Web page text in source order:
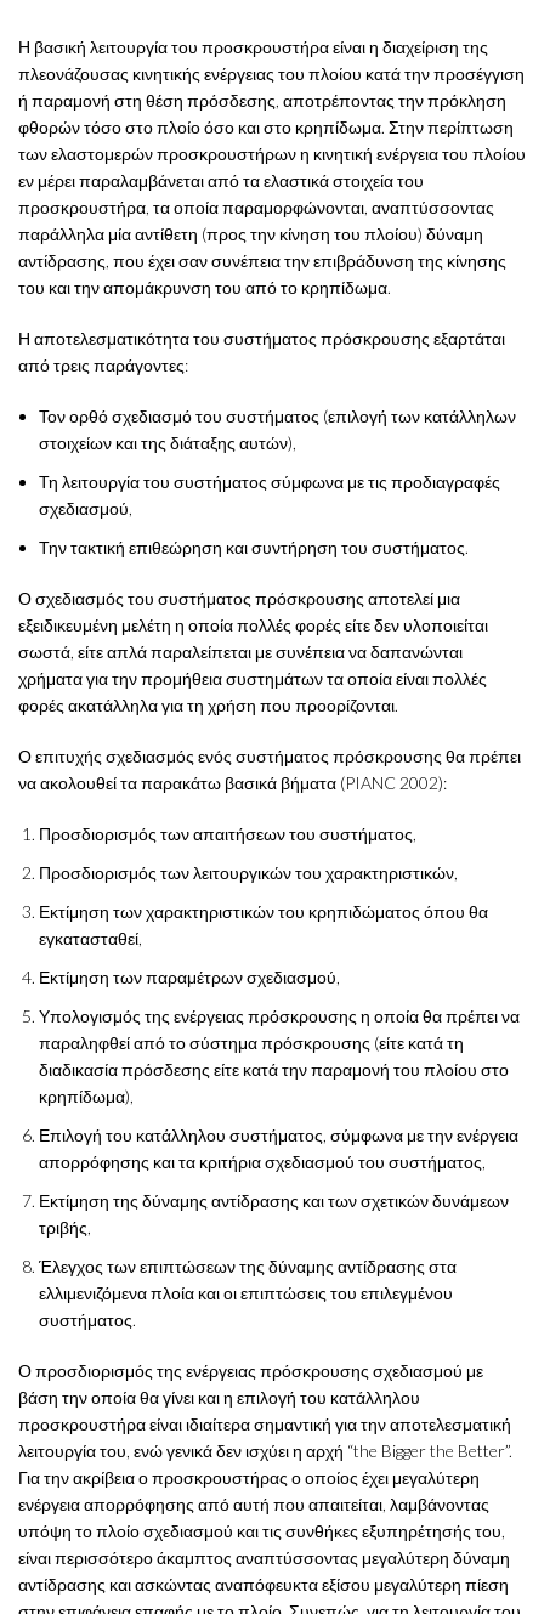
Η βασική λειτουργία του προσκρουστήρα είναι η διαχείριση της
πλεονάζουσας κινητικής ενέργειας του πλοίου κατά την προσέγγιση
ή παραμονή στη θέση πρόσδεσης, αποτρέποντας την πρόκληση
φθορών τόσο στο πλοίο όσο και στο κρηπίδωμα. Στην περίπτωση
των ελαστομερών προσκρουστήρων η κινητική ενέργεια του πλοίου
εν μέρει παραλαμβάνεται από τα ελαστικά στοιχεία του
προσκρουστήρα, τα οποία παραμορφώνονται, αναπτύσσοντας
παράλληλα μία αντίθετη (προς την κίνηση του πλοίου) δύναμη
αντίδρασης, που έχει σαν συνέπεια την επιβράδυνση της κίνησης
του και την απομάκρυνση του από το κρηπίδωμα.
Η αποτελεσματικότητα του συστήματος πρόσκρουσης εξαρτάται
από τρεις παράγοντες:
Τον ορθό σχεδιασμό του συστήματος (επιλογή των κατάλληλων
στοιχείων και της διάταξης αυτών),
Τη λειτουργία του συστήματος σύμφωνα με τις προδιαγραφές
σχεδιασμού,
Την τακτική επιθεώρηση και συντήρηση του συστήματος.
Ο σχεδιασμός του συστήματος πρόσκρουσης αποτελεί μια
εξειδικευμένη μελέτη η οποία πολλές φορές είτε δεν υλοποιείται
σωστά, είτε απλά παραλείπεται με συνέπεια να δαπανώνται
χρήματα για την προμήθεια συστημάτων τα οποία είναι πολλές
φορές ακατάλληλα για τη χρήση που προορίζονται.
Ο επιτυχής σχεδιασμός ενός συστήματος πρόσκρουσης θα πρέπει
να ακολουθεί τα παρακάτω βασικά βήματα (PIANC 2002):
Προσδιορισμός των απαιτήσεων του συστήματος,
Προσδιορισμός των λειτουργικών του χαρακτηριστικών,
Εκτίμηση των χαρακτηριστικών του κρηπιδώματος όπου θα
εγκατασταθεί,
Εκτίμηση των παραμέτρων σχεδιασμού,
Υπολογισμός της ενέργειας πρόσκρουσης η οποία θα πρέπει να
παραληφθεί από το σύστημα πρόσκρουσης (είτε κατά τη
διαδικασία πρόσδεσης είτε κατά την παραμονή του πλοίου στο
κρηπίδωμα),
Επιλογή του κατάλληλου συστήματος, σύμφωνα με την ενέργεια
απορρόφησης και τα κριτήρια σχεδιασμού του συστήματος,
Εκτίμηση της δύναμης αντίδρασης και των σχετικών δυνάμεων
τριβής,
Έλεγχος των επιπτώσεων της δύναμης αντίδρασης στα
ελλιμενιζόμενα πλοία και οι επιπτώσεις του επιλεγμένου
συστήματος.
Ο προσδιορισμός της ενέργειας πρόσκρουσης σχεδιασμού με
βάση την οποία θα γίνει και η επιλογή του κατάλληλου
προσκρουστήρα είναι ιδιαίτερα σημαντική για την αποτελεσματική
λειτουργία του, ενώ γενικά δεν ισχύει η αρχή “the Bigger the Better”.
Για την ακρίβεια ο προσκρουστήρας ο οποίος έχει μεγαλύτερη
ενέργεια απορρόφησης από αυτή που απαιτείται, λαμβάνοντας
υπόψη το πλοίο σχεδιασμού και τις συνθήκες εξυπηρέτησής του,
είναι περισσότερο άκαμπτος αναπτύσσοντας μεγαλύτερη δύναμη
αντίδρασης και ασκώντας αναπόφευκτα εξίσου μεγαλύτερη πίεση